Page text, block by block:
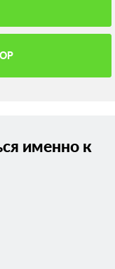
именно к